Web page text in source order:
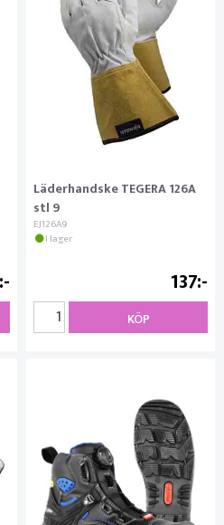
Läderhandske TEGERA 126A
stl 9
EJ126A9
I lager
137
KÖP